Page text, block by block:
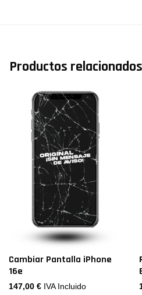
Productos relacionados
Cambiar Pantalla iPhone
16e
147,00 € IVA Incluido